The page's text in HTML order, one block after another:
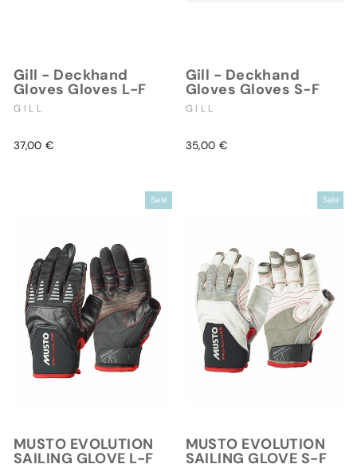
Gill - Deckhand
Gloves Gloves L-F
GILL
37,00 €
Gill - Deckhand
Gloves Gloves S-F
GILL
35,00 €
Sale
MUSTO EVOLUTION
SAILING GLOVE L-F
Sale
MUSTO EVOLUTION
SAILING GLOVE S-F